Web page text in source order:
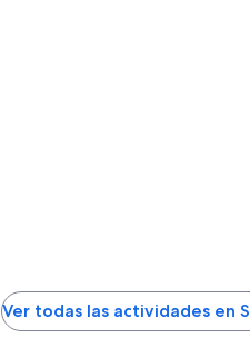
Ver todas las actividades en